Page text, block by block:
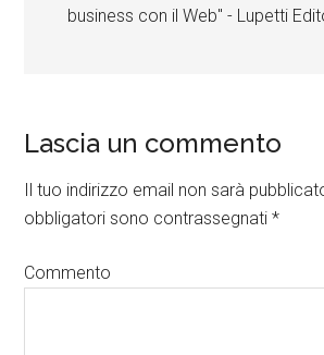
business con il Web" - Lupetti
Lascia un commento
Il tuo indirizzo email non sarà
obbligatori sono contrassegnati*
Commento